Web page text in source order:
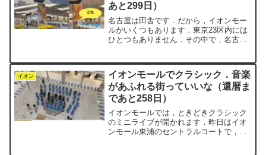
あと299日）
名古屋は田舎です．だから，イオンモー
ルがいくつもあります．東京23区内には
ひとつもありません．その中で，名古屋
ンモール．同じ知多半島内の「イオンモ
ール常滑」へ行くよ...
イオン
イオンモールでクラシック．音楽
があふれる街っていいな（還暦ま
であと258日）
イオンモールでは，ときどきクラシック
のミニライブが開かれます．昨日はイオ
ンモール東浦のセントラルコートで，ヴ